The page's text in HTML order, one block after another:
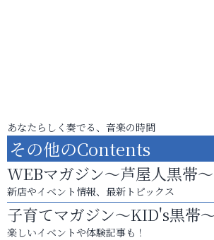
あなたらしく奏でる、音楽の時間
その他のContents
WEBマガジン～芦屋人黒帯～
新店やイベント情報、最新トピックス
子育てマガジン～KID's黒帯
楽しいイベントや体験記事も！